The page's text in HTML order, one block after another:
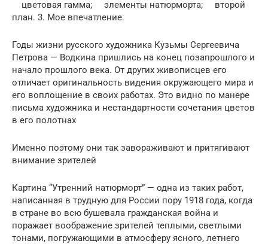
цветовая гамма; элементы натюрморта; второй
план. 3. Мое впечатление.
Годы жизни русского художника Кузьмы Сергеевича
Петрова — Водкина пришлись на конец позапрошлого и
начало прошлого века. От других живописцев его
отличает оригинальность видения окружающего мира и
его воплощение в своих работах. Это видно по манере
письма художника и нестандартности сочетания цветов
в его полотнах
Именно поэтому они так завораживают и притягивают
внимание зрителей
Картина “Утренний натюрморт” — одна из таких работ,
написанная в трудную для России пору 1918 года, когда
в стране во всю бушевала гражданская война и
поражает воображение зрителей теплыми, светлыми
тонами, погружающими в атмосферу ясного, летнего